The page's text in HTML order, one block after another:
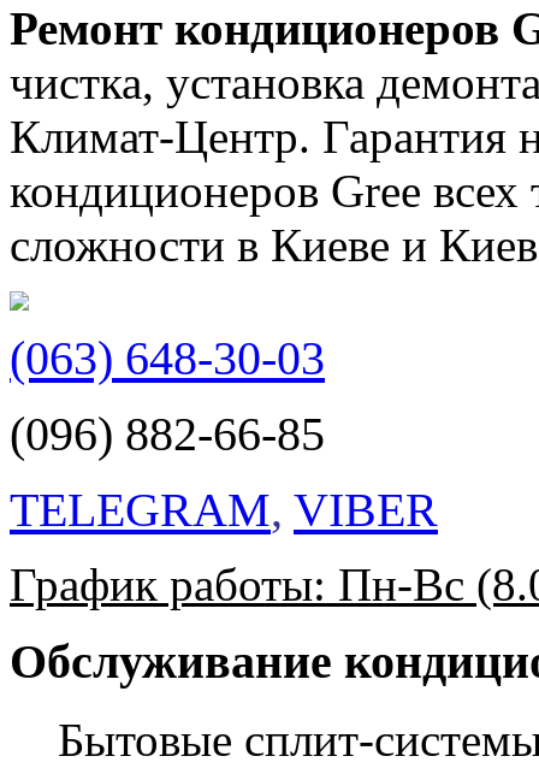
Ремонт кондиционеров
чистка, установка
Климат-Центр. Гарантия
кондиционеров Gree
сложности в Киеве и
(063) 648-30-03
(096) 882-66-85
TELEGRAM, VIBER
График работы: Пн-Вс
Обслуживание
Бытовые сплит-